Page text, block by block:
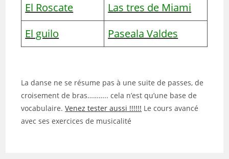
El Roscate
Las tres de Miami
El guilo
Paseala Valdes
La danse ne se résume pas à une suite de passes, de
croisement de bras……….. cela n’est qu’une base de
vocabulaire.Venez tester aussi !!!!!! Le cours avancé
avec ses exercices de musicalité